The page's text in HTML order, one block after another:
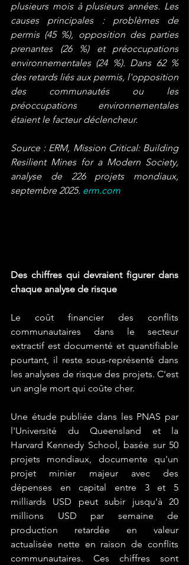
plusieurs mois à plusieurs années. Les
causes principales : problèmes de
permis (45 %), opposition des parties
prenantes (26 %) et préoccupations
environnementales (24 %). Dans 62 %
des retards liés aux permis, l'opposition
des communautés ou les
préoccupations environnementales
étaient le facteur déclencheur.
Source : ERM, Mission Critical: Building
Resilient Mines for a Modern Society,
analyse de 226 projets mondiaux,
septembre 2025. erm.com
Des chiffres qui devraient figurer dans
chaque analyse de risque
Le coût financier des conflits
communautaires dans le secteur
extractif est documenté et quantifiable
pourtant, il reste sous-représenté dans
les analyses de risque des projets. C'est
un angle mort qui coûte cher.
Une étude publiée dans les PNAS par
l'Université du Queensland et la
Harvard Kennedy School, basée sur 50
projets mondiaux, documente qu'un
projet minier majeur avec des
dépenses en capital entre 3 et 5
milliards USD peut subir jusqu'à 20
millions USD par semaine de
production retardée en valeur
actualisée nette en raison de conflits
communautaires. Ces chiffres sont